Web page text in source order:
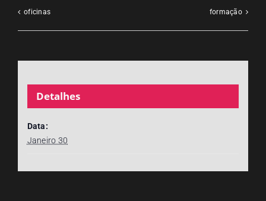
oficinas formação
Detalhes
Data:
Janeiro 30